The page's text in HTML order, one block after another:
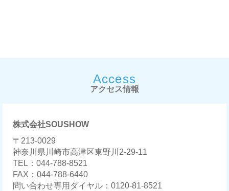
Access
アクセス情報
株式会社SOUSHOW
〒213-0029
神奈川県川崎市高津区東野川2-29-11
TEL：044-788-8521
FAX：044-788-6440
問い合わせ専用ダイヤル：0120-81-8521